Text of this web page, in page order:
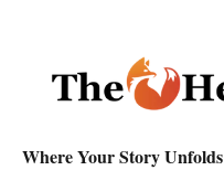
Where Your Story Unfolds